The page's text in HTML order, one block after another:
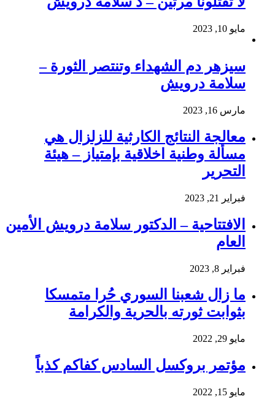
مايو 10, 2023
سيزهر دم الشهداء وتنتصر الثورة –
سلامة درويش
مارس 16, 2023
معالجة النتائج الكارثية للزلزال هي
مسألة وطنية اخلاقية بإمتياز – هيئة
التحرير
فبراير 21, 2023
الافتتاحية – الدكتور سلامة درويش الأمين
العام
فبراير 8, 2023
ما زال شعبنا السوري حُرا متمسكا
بثوابت ثورته بالحرية والكرامة
مايو 29, 2022
مؤتمر بروكسل السادس كفاكم كذباً
مايو 15, 2022